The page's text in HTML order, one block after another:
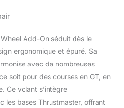
authentique et
complètes : Équipé de 6
boutons d'action, d'un
commutateur rotatif à 3
positions avec fonction
poussoir, d'un D-pad
multidirectionnel et de
palettes de changement
Add-On séduit dès le
ergonomique et épuré. Sa
avec de nombreuses
soit pour des courses en GT, en
Ce volant s’intègre
les bases Thrustmaster, offrant